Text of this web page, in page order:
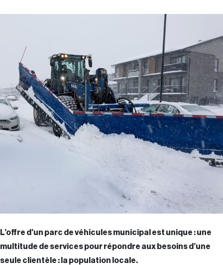
L’offre d’un parc de véhicules municipal est unique : une
multitude de services pour répondre aux besoins d’une
seule clientèle : la population locale.